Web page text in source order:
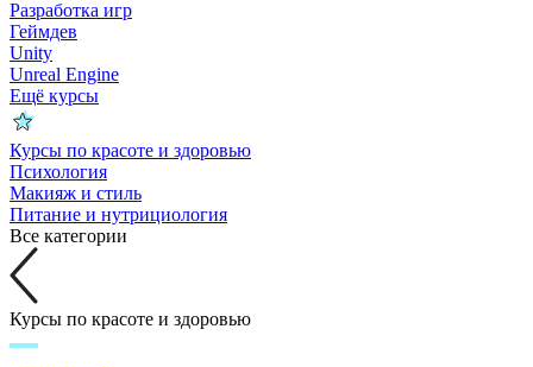
Разработка игр
Геймдев
Unity
Unreal Engine
Ещё курсы
Курсы по красоте и здоровью
Психология
Макияж и стиль
Питание и нутрициология
Все категории
Курсы по красоте и здоровью